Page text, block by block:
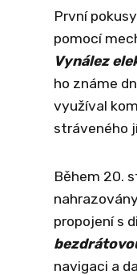
První
pomocí
Vynález
ho známe
využíval
stráveného
Během 20.
propojení s
navigaci a